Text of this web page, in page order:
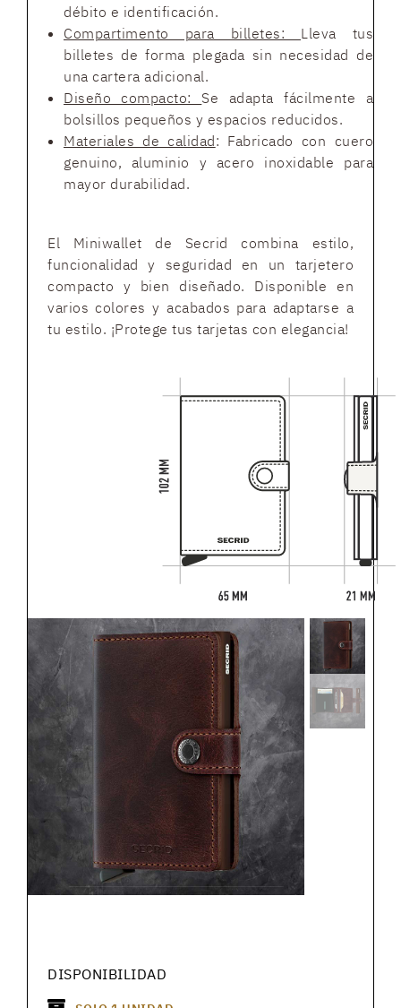
débito e identificación.
Compartimento para billetes: Lleva tus
billetes de forma plegada sin necesidad de
una cartera adicional.
Diseño compacto: Se adapta fácilmente a
bolsillos pequeños y espacios reducidos.
Materiales de calidad: Fabricado con cuero
genuino, aluminio y acero inoxidable para
mayor durabilidad.
El Miniwallet de Secrid combina estilo,
funcionalidad y seguridad en un tarjetero
compacto y bien diseñado. Disponible en
varios colores y acabados para adaptarse a
tu estilo. ¡Protege tus tarjetas con elegancia!
DISPONIBILIDAD